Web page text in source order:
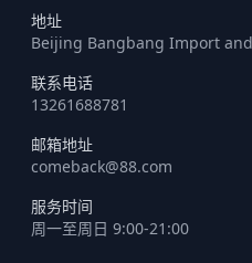
地址
Beijing Bangbang Import
联系电话
13261688781
邮箱地址
comeback@88.com
服务时间
周一至周日 9:00-21:00